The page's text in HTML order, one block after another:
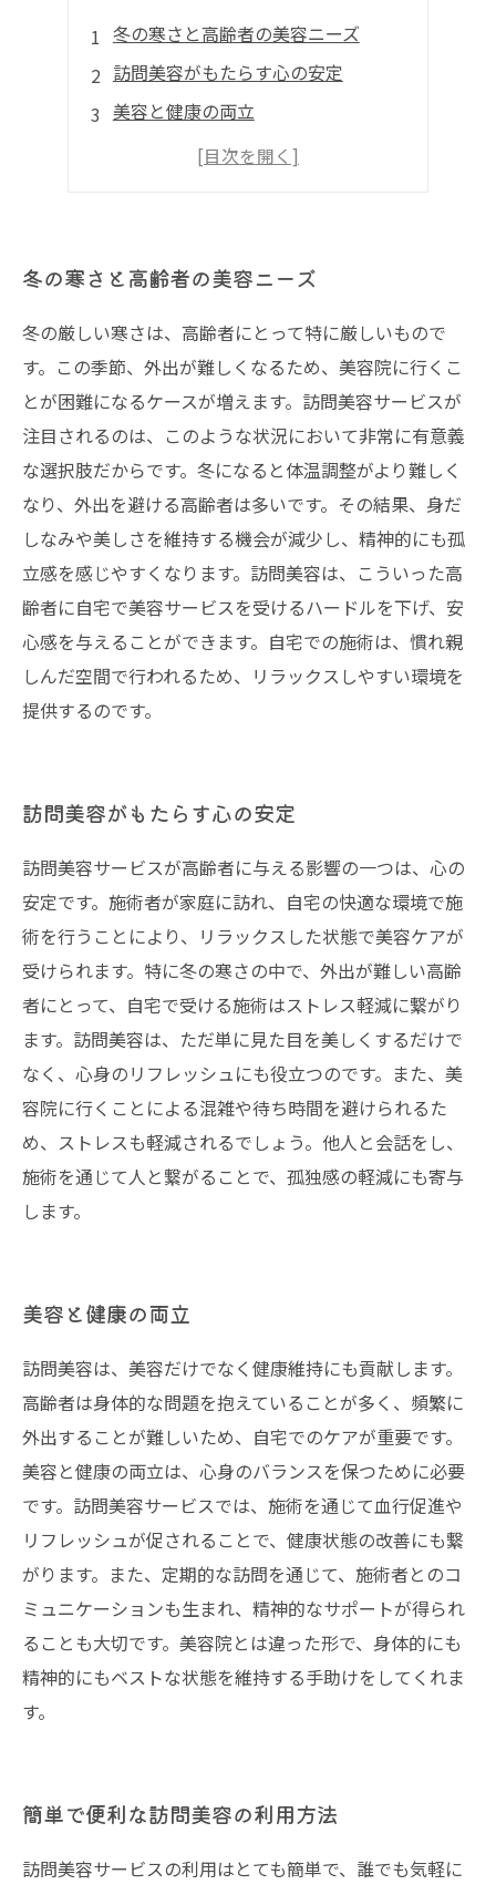
冬の寒さと高齢者の美容ニーズ
訪問美容がもたらす心の安定
美容と健康の両立
簡単で便利な訪問美容の利用方法
冬の寒さと高齢者の美容ニーズ
冬の厳しい寒さは、高齢者にとって特に厳しいもので
す。この季節、外出が難しくなるため、美容院に行くこ
とが困難になるケースが増えます。訪問美容サービスが
注目されるのは、このような状況において非常に有意義
な選択肢だからです。冬になると体温調整がより難しく
なり、外出を避ける高齢者は多いです。その結果、身だ
しなみや美しさを維持する機会が減少し、精神的にも孤
立感を感じやすくなります。訪問美容は、こういった高
齢者に自宅で美容サービスを受けるハードルを下げ、安
心感を与えることができます。自宅での施術は、慣れ親
しんだ空間で行われるため、リラックスしやすい環境を
提供するのです。
訪問美容がもたらす心の安定
訪問美容サービスが高齢者に与える影響の一つは、心の
安定です。施術者が家庭に訪れ、自宅の快適な環境で施
術を行うことにより、リラックスした状態で美容ケアが
受けられます。特に冬の寒さの中で、外出が難しい高齢
者にとって、自宅で受ける施術はストレス軽減に繋がり
ます。訪問美容は、ただ単に見た目を美しくするだけで
なく、心身のリフレッシュにも役立つのです。また、美
容院に行くことによる混雑や待ち時間を避けられるた
め、ストレスも軽減されるでしょう。他人と会話をし、
施術を通じて人と繋がることで、孤独感の軽減にも寄与
します。
美容と健康の両立
訪問美容は、美容だけでなく健康維持にも貢献します。
高齢者は身体的な問題を抱えていることが多く、頻繁に
外出することが難しいため、自宅でのケアが重要です。
美容と健康の両立は、心身のバランスを保つために必要
です。訪問美容サービスでは、施術を通じて血行促進や
リフレッシュが促されることで、健康状態の改善にも繋
がります。また、定期的な訪問を通じて、施術者とのコ
ミュニケーションも生まれ、精神的なサポートが得られ
ることも大切です。美容院とは違った形で、身体的にも
精神的にもベストな状態を維持する手助けをしてくれま
す。
簡単で便利な訪問美容の利用方法
訪問美容サービスの利用はとても簡単で、誰でも気軽に